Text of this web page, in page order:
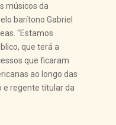
músicos da
barítono Gabriel
"Estamos
que terá a
que ficaram
ao longo das
e regente titular da